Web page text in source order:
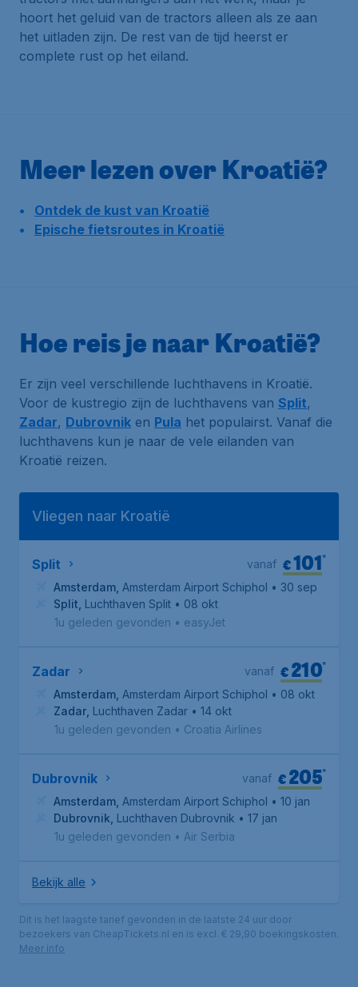
hoort het geluid van de tractors alleen als ze aan
het uitladen zijn. De rest van de tijd heerst er
complete rust op het eiland.
Meer lezen over Kroatië?
Ontdek de kust van Kroatië
Epische fietsroutes in Kroatië
Hoe reis je naar Kroatië?
Er zijn veel verschillende luchthavens in Kroatië.
Voor de kustregio zijn de luchthavens van Split,
Zadar, Dubrovnik en Pula het populairst. Vanaf die
luchthavens kun je naar de vele eilanden van
Kroatië reizen.
Vliegen naar Kroatië
Split €101*
vanaf
Amsterdam Amsterdam Airport Schiphol • 30 sep
Split Luchthaven Split • 08 okt
1u geleden gevonden • easyJet
Zadar €210*
vanaf
Amsterdam Amsterdam Airport Schiphol • 08 okt
Zadar Luchthaven Zadar • 14 okt
1u geleden gevonden • Croatia Airlines
Dubrovnik €205*
vanaf
Amsterdam Amsterdam Airport Schiphol • 10 jan
Dubrovnik Luchthaven Dubrovnik • 17 jan
1u geleden gevonden • Air Serbia
Bekijk alle
Dit is het laagste tarief gevonden in de laatste 24 uur door
bezoekers van CheapTickets.nl en is excl. € 29,90 boekingskosten.
Meer info